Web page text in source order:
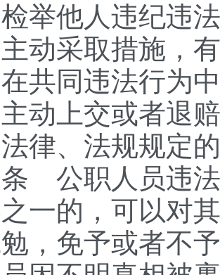
检举他人违纪违
主动采取措施，
在共同违法行为
主动上交或者退
法律、法规规定
公职人员违
一的，可以对
，免予或者不